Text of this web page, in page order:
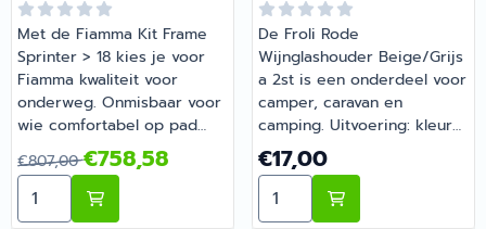
Met de Fiamma Kit Frame
Sprinter > 18 kies je voor
Fiamma kwaliteit voor
onderweg. Onmisbaar voor
wie comfortabel op pad
gaat met de camper of
caravan. Barsema Recreatie
levert camper-, caravan- en
campingonderdelen met
Van 807,00 voor 758,58
€807,00€758,58
Aantal kiezen voor Fiamma Kit Frame Sprinter > 18
De Froli Rode
Wijnglashouder Beige/Grijs
a 2st is een onderdeel voor
camper, caravan en
camping. Uitvoering: kleur
grijs, 2 stuks. Een
betrouwbare keuze voor
onderweg en op de
camping. Bij Barsema
Prijs: 17,00
€17,00
Aantal kiezen voor Froli